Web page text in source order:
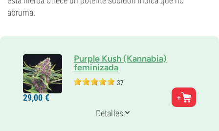
abruma.
Purple Kush (Kannabia)
feminizada
37
Padres
Black Domina x Purple Kush
25% Sativa
29,00 €
Detalles